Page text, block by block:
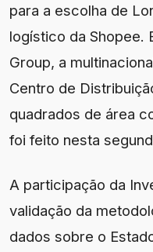
para a escolha de
logístico da Shopee.
Group, a
Centro de
quadrados de área
foi feito nesta
A participação da
validação da
dados sobre o